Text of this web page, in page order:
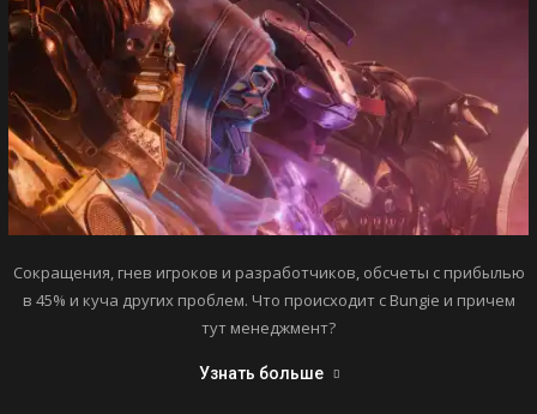
Сокращения, гнев игроков и разработчиков, обсчеты с прибылью
в 45% и куча других проблем. Что происходит с Bungie и причем
тут менеджмент?
Узнать больше